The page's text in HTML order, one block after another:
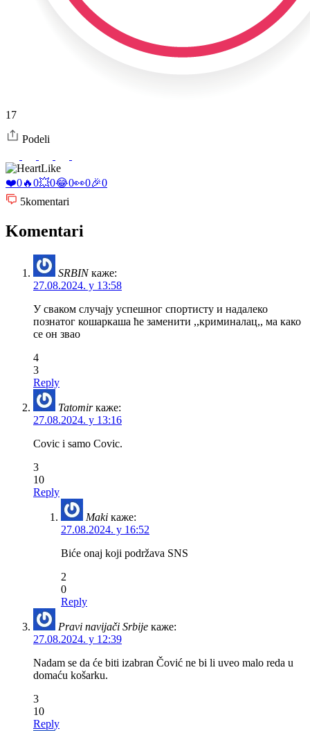
17
Podeli
Like
❤️0🔥0💥0😂0👀0🎉0
5komentari
Komentari
SRBIN каже:
27.08.2024. у 13:58
У сваком случају успешног спортисту и надалеко
познатог кошаркаша ће заменити ,,криминалац,, ма како
се он звао
4
3
Reply
Tatomir каже:
27.08.2024. у 13:16
Covic i samo Covic.
3
10
Reply
Maki каже:
27.08.2024. у 16:52
Biće onaj koji podržava SNS
2
0
Reply
Pravi navijači Srbije каже:
27.08.2024. у 12:39
Nadam se da će biti izabran Čović ne bi li uveo malo reda u
domaću košarku.
3
10
Reply